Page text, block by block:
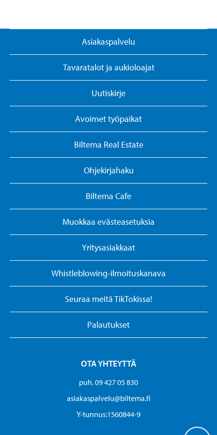
Asiakaspalvelu
Tavaratalot ja aukioloajat
Uutiskirje
Avoimet työpaikat
Biltema Real Estate
Ohjekirjahaku
Biltema Cafe
Muokkaa evästeasetuksia
Yritysasiakkaat
Whistleblowing-ilmoituskanava
Seuraa meitä TikTokissa!
Palautukset
OTA YHTEYTTÄ
puh. 09 427 05 830
asiakaspalvelu@biltema.fi
Y-tunnus:1560844-9